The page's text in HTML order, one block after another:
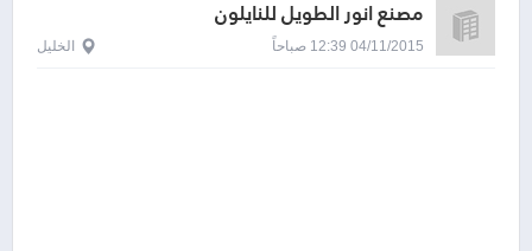
مصنع انور الطويل للنايلون
04/11/2015 12:39 صباحاً الخليل